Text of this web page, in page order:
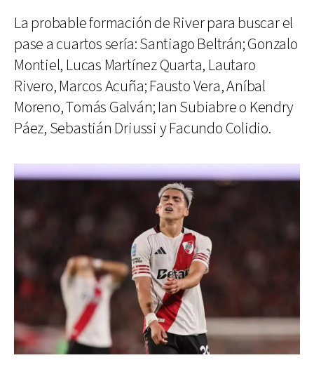
La probable formación de River para buscar el
pase a cuartos sería: Santiago Beltrán; Gonzalo
Montiel, Lucas Martínez Quarta, Lautaro
Rivero, Marcos Acuña; Fausto Vera, Aníbal
Moreno, Tomás Galván; Ian Subiabre o Kendry
Páez, Sebastián Driussi y Facundo Colidio.